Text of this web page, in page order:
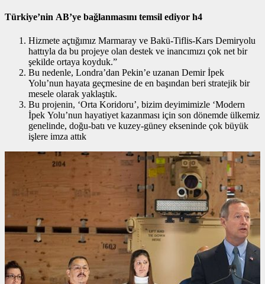
Türkiye’nin AB’ye bağlanmasını temsil ediyor h4
Hizmete açtığımız Marmaray ve Bakü-Tiflis-Kars Demiryolu
hattıyla da bu projeye olan destek ve inancımızı çok net bir
şekilde ortaya koyduk.”
Bu nedenle, Londra’dan Pekin’e uzanan Demir İpek
Yolu’nun hayata geçmesine de en başından beri stratejik bir
mesele olarak yaklaştık.
Bu projenin, ‘Orta Koridoru’, bizim deyimimizle ‘Modern
İpek Yolu’nun hayatiyet kazanması için son dönemde ülkemiz
genelinde, doğu-batı ve kuzey-güney ekseninde çok büyük
işlere imza attık